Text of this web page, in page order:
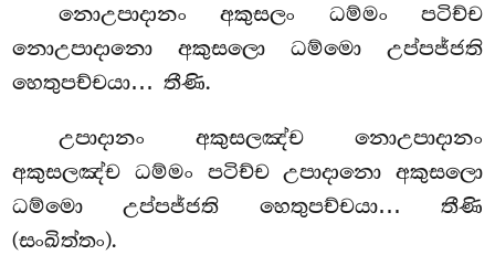
නොඋපාදානං අකුසලං ධම්මං පටිච්ච
නොඋපාදානො අකුසලො ධම්මො උප්පජ්ජති
හෙතුපච්චයා… තීණි.
උපාදානං අකුසලඤ්ච නොඋපාදානං
අකුසලඤ්ච ධම්මං පටිච්ච උපාදානො අකුසලො
ධම්මො උප්පජ්ජති හෙතුපච්චයා… තීණි
(සංඛිත්තං).